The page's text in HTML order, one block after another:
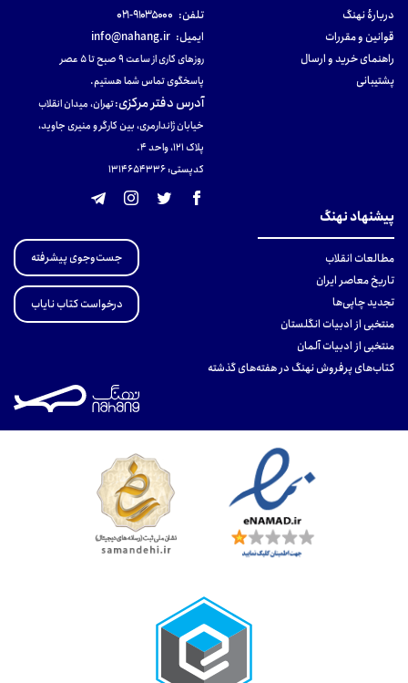
دربارهٔ نهنگ
قوانین و مقررات
راهنمای خرید و ارسال
پشتیبانی
تلفن: ۹۱۰۳۵۰۰۰-۰۲۱
ایمیل: info@nahang.ir
روزهای کاری از ساعت ۹ صبح تا ۵ عصر
پاسخگوی تماس شما هستیم.
آدرس دفتر مرکزی:تهران، میدان انقلاب
خیابان ژاندارمری، بین کارگر و منیری جاوید،
پلاک 121، واحد ۴.
کدپستی: 131465433۶
پیشنهاد نهنگ
مطالعات انقلاب
تاریخ معاصر ایران
تجدید چاپی‌ها
منتخبی از ادبیات انگلستان
منتخبی از ادبیات آلمان
کتاب‌های پرفروش نهنگ در هفته‌های گذشته
جست‌وجوی پیشرفته
درخواست کتاب نایاب